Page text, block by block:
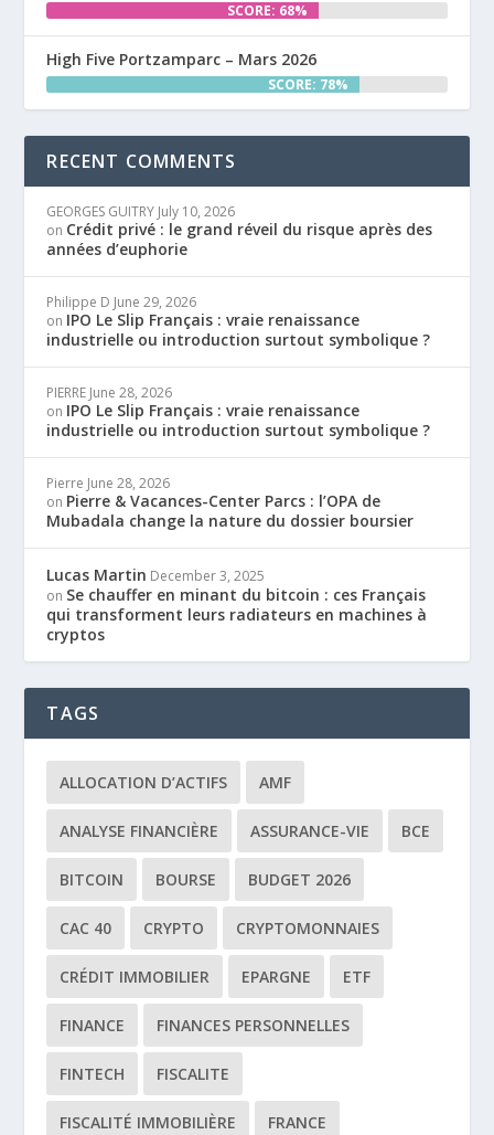
SCORE: 68%
High Five Portzamparc – Mars 2026
SCORE: 78%
RECENT COMMENTS
GEORGES GUITRY July 10, 2026
on Crédit privé : le grand réveil du risque après des
années d’euphorie
Philippe D June 29, 2026
on IPO Le Slip Français : vraie renaissance
industrielle ou introduction surtout symbolique ?
PIERRE June 28, 2026
on IPO Le Slip Français : vraie renaissance
industrielle ou introduction surtout symbolique ?
Pierre June 28, 2026
on Pierre & Vacances-Center Parcs : l’OPA de
Mubadala change la nature du dossier boursier
Lucas Martin December 3, 2025
on Se chauffer en minant du bitcoin : ces Français
qui transforment leurs radiateurs en machines à
cryptos
TAGS
ALLOCATION D’ACTIFS AMF
ANALYSE FINANCIÈRE ASSURANCE-VIE BCE
BITCOIN BOURSE BUDGET 2026
CAC 40 CRYPTO CRYPTOMONNAIES
CRÉDIT IMMOBILIER EPARGNE ETF
FINANCE FINANCES PERSONNELLES
FINTECH FISCALITE
FISCALITÉ IMMOBILIÈRE FRANCE